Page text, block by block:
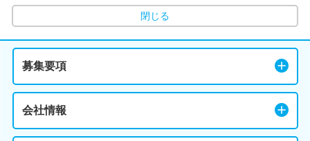
閉じる
募集要項
会社情報